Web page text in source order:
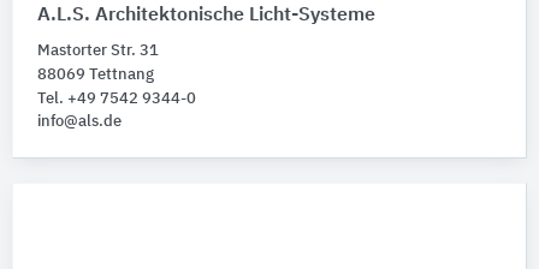
A.L.S. Architektonische Licht-Systeme
Mastorter Str. 31
88069 Tettnang
Tel. +49 7542 9344-0
info@als.de